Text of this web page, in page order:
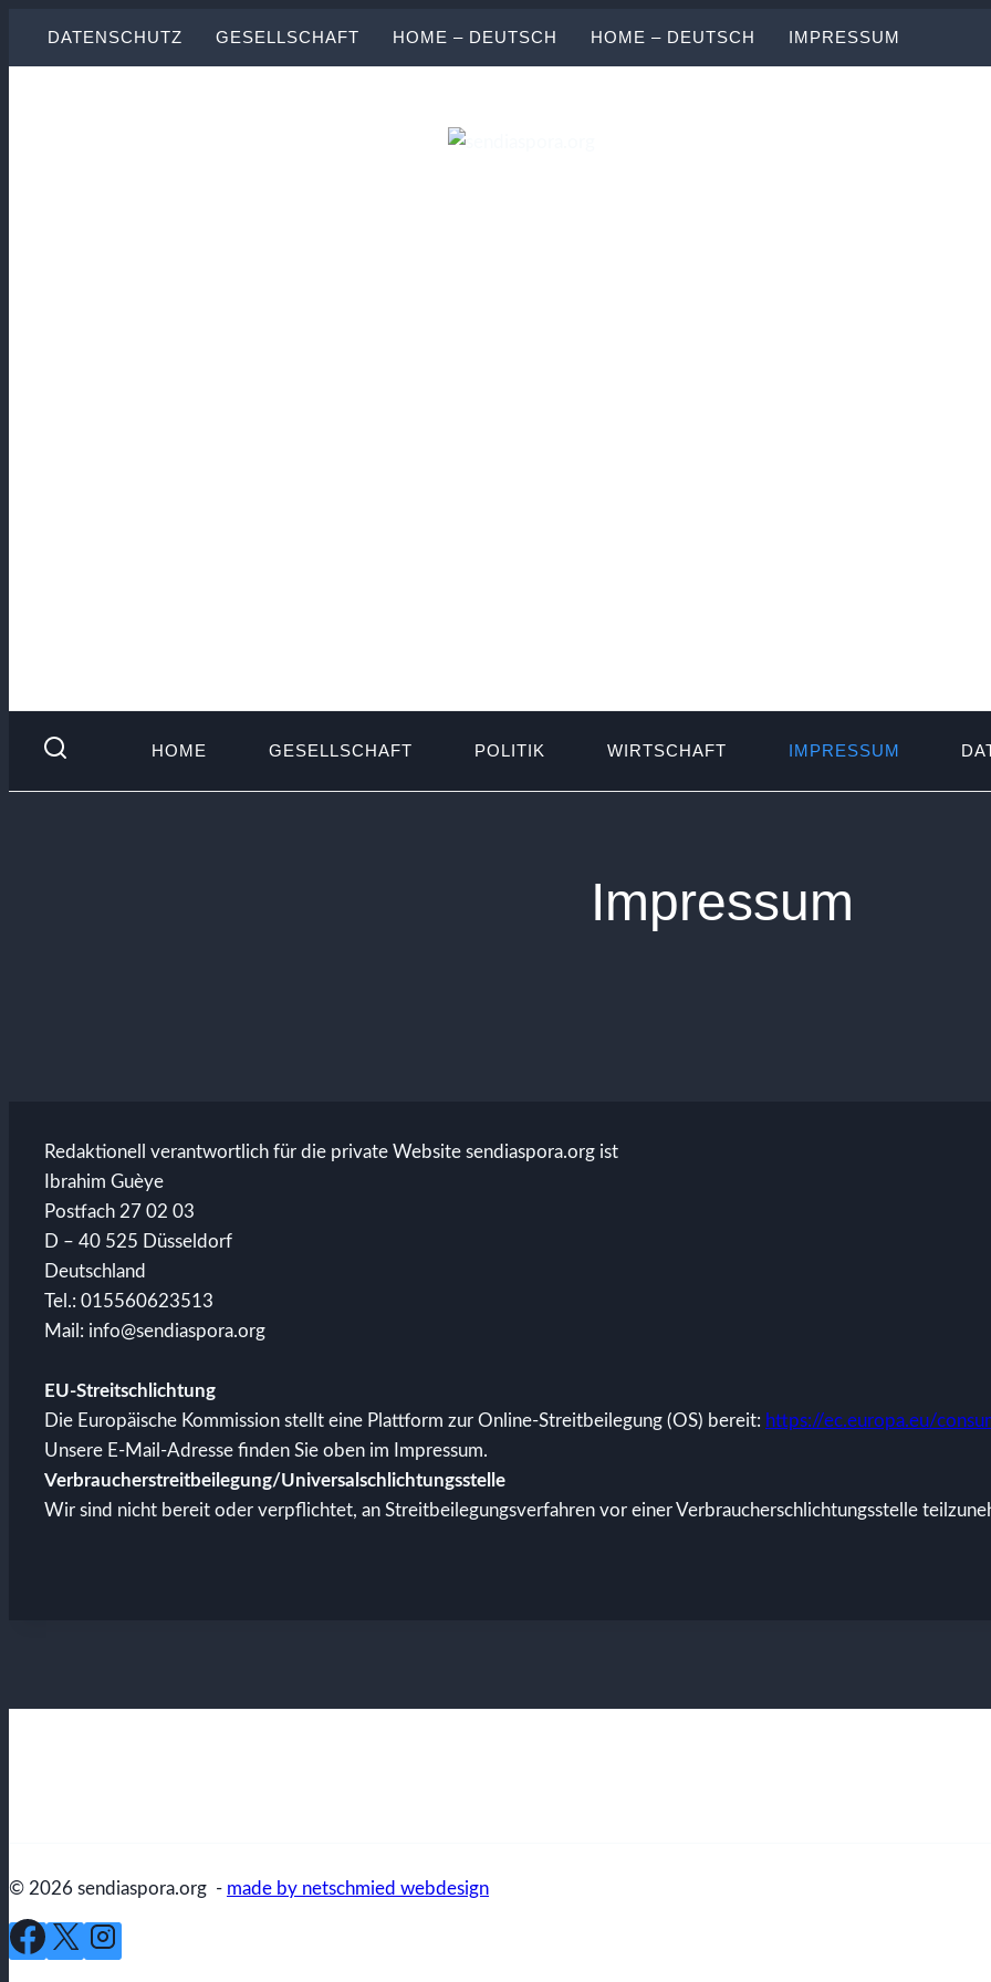
DATENSCHUTZ GESELLSCHAFT HOME – DEUTSCH HOME – DEUTSCH IMPRESSUM
HOME GESELLSCHAFT POLITIK WIRTSCHAFT IMPRESSUM
Impressum
Redaktionell verantwortlich für die private Website sendiaspora.org ist
Ibrahim Guèye
Postfach 27 02 03
D – 40 525 Düsseldorf
Deutschland
Tel.: 015560623513
Mail: info@sendiaspora.org
EU-Streitschlichtung
Die Europäische Kommission stellt eine Plattform zur Online-Streitbeilegung (OS) bereit: https://ec.europa.eu/
Unsere E-Mail-Adresse finden Sie oben im Impressum.
Verbraucher­streit­beilegung/Universal­schlichtungs­stelle
Wir sind nicht bereit oder verpflichtet, an Streitbeilegungsverfahren vor einer Verbraucherschlichtungsstelle
© 2026 sendiaspora.org - made by netschmied webdesign